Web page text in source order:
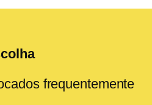
frequentemente